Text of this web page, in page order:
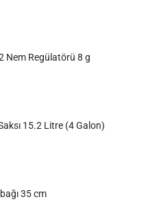
Nem Regülatörü 8 g
15.2 Litre (4 Galon)
35 cm